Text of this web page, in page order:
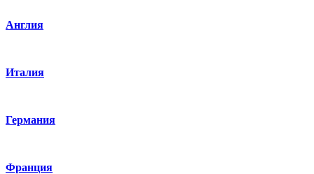
Англия
Италия
Германия
Франция